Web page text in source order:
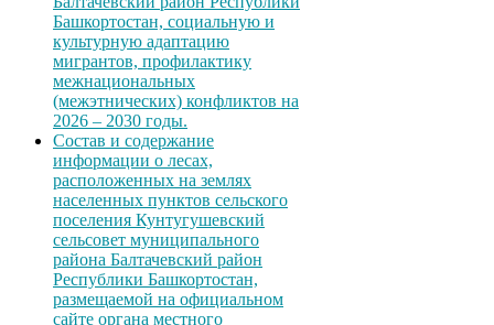
Башкортостан, социальную и
культурную адаптацию
мигрантов, профилактику
межнациональных
(межэтнических) конфликтов на
2026 – 2030 годы.
Состав и содержание
информации о лесах,
расположенных на землях
населенных пунктов сельского
поселения Кунтугушевский
сельсовет муниципального
района Балтачевский район
Республики Башкортостан,
размещаемой на официальном
сайте органа местного